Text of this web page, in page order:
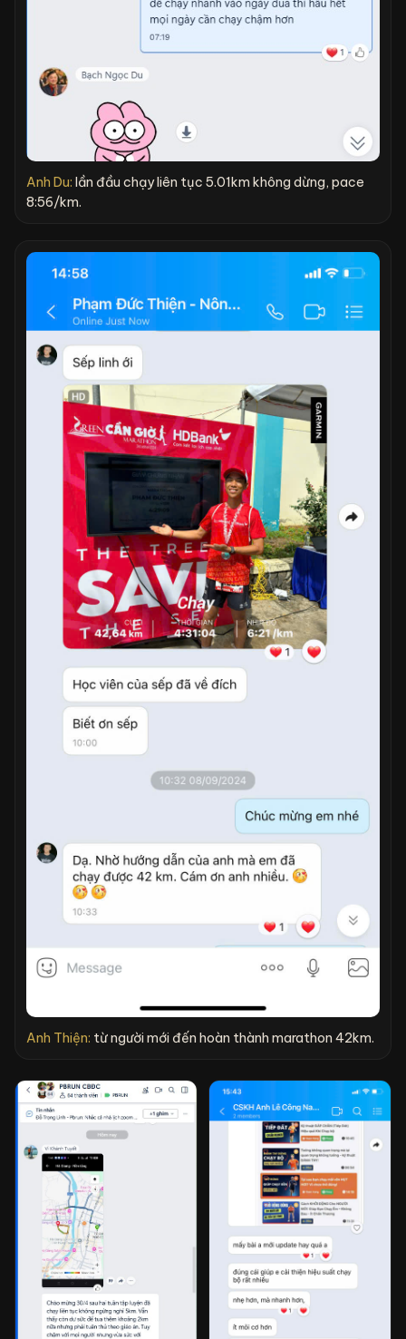
Anh Du: lần đầu chạy liên tục 5.01km không dừng, pace
8:56/km.
Anh Thiện: từ người mới đến hoàn thành marathon 42km.